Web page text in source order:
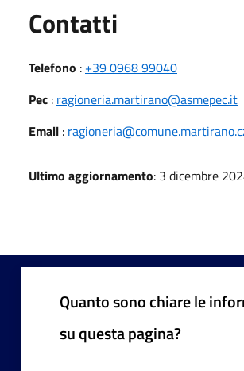
Contatti
Telefono : +39 0968 99040
Pec : ragioneria.martirano@asmepec.it
Email :
Ultimo aggiornamento: 3 dicembre
Quanto sono chiare le
su questa pagina?